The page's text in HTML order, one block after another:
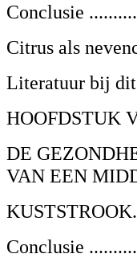
Conclusie
Citrus als
Literatuur bij dit
HOOFDSTUK
DE
VAN EEN
Conclusie